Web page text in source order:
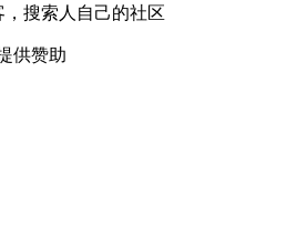
，搜索人自己的社区
供赞助